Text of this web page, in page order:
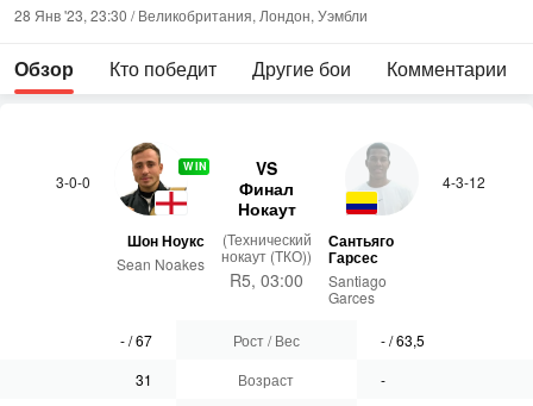
28 Янв '23, 23:30 / Великобритания, Лондон, Уэмбли
Обзор Кто победит Другие бои Комментарии
3-0-0
WIN
Шон Ноукс
Sean Noakes
VS
Финал
Нокаут
(Технический
нокаут (ТКО))
R5, 03:00
4-3-12
Сантьяго
Гарсес
Santiago
Garces
-/67
31
Рост / Вес
Возраст
-/63,5
-